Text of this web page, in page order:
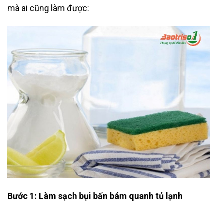
mà ai cũng làm được:
Bước 1: Làm sạch bụi bẩn bám quanh tủ lạnh